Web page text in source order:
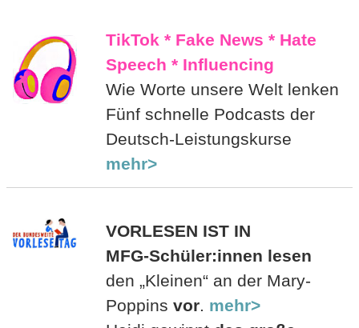
TikTok * Fake News * Hate
Speech * Influencing
Wie Worte unsere Welt lenken
Fünf schnelle Podcasts der
Deutsch-Leistungskurse
mehr>
VORLESEN IST IN
MFG-Schüler:innen lesen
den „Kleinen“ an der Mary-
Poppins vor. mehr>